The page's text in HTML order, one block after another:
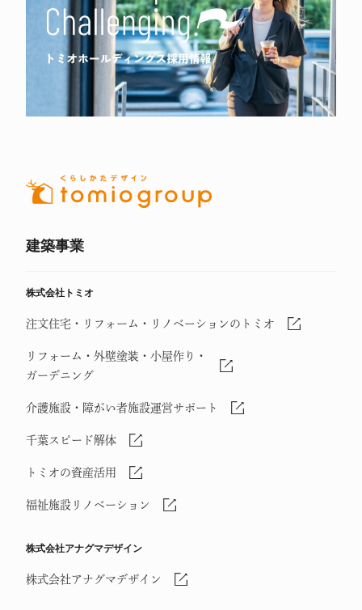
建築事業
株式会社トミオ
注文住宅・リフォーム・リノベーションのトミオ
リフォーム・外壁塗装・小屋作り・
ガーデニング
介護施設・障がい者施設運営サポート
千葉スピード解体
トミオの資産活用
福祉施設リノベーション
株式会社アナグマデザイン
株式会社アナグマデザイン